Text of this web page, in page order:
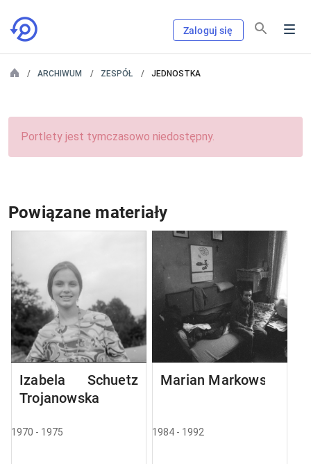
Zaloguj się
ARCHIWUM ZESPÓŁ JEDNOSTKA
Portlety jest tymczasowo niedostępny.
Powiązane materiały
Izabela Schuetz
Trojanowska
1970 - 1975
Marian Markowski
1984 - 1992